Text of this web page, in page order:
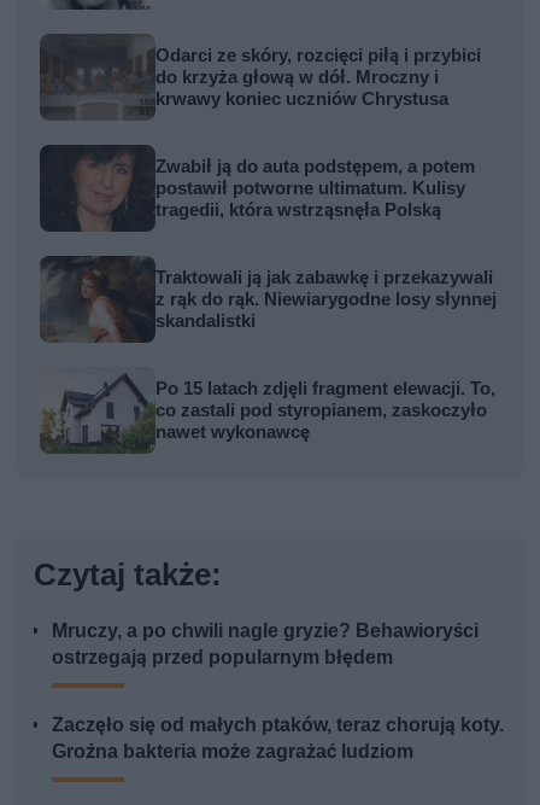
Odarci ze skóry, rozcięci piłą i przybici
do krzyża głową w dół. Mroczny i
krwawy koniec uczniów Chrystusa
Zwabił ją do auta podstępem, a potem
postawił potworne ultimatum. Kulisy
tragedii, która wstrząsnęła Polską
Traktowali ją jak zabawkę i przekazywali
z rąk do rąk. Niewiarygodne losy słynnej
skandalistki
Po 15 latach zdjęli fragment elewacji. To,
co zastali pod styropianem, zaskoczyło
nawet wykonawcę
Czytaj także:
Mruczy, a po chwili nagle gryzie? Behawioryści
ostrzegają przed popularnym błędem
Zaczęło się od małych ptaków, teraz chorują koty.
Groźna bakteria może zagrażać ludziom